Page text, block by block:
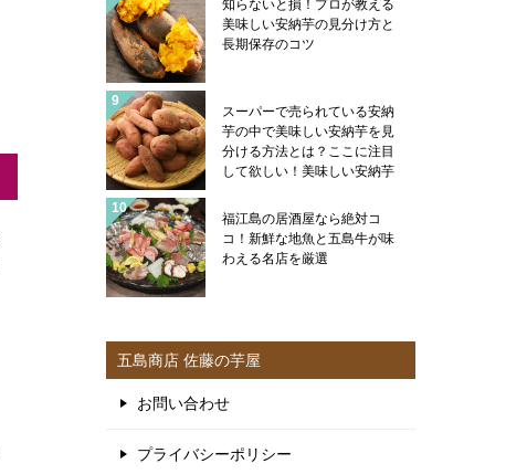
知らないと損！プロが教える
美味しい安納芋の見分け方と
長期保存のコツ
スーパーで売られている安納
芋の中で美味しい安納芋を見
分ける方法とは？ここに注目
して欲しい！美味しい安納芋
す！安納芋を美味しく食べる
コツも紹介
福江島の居酒屋なら絶対コ
コ！新鮮な地魚と五島牛が味
わえる名店を厳選
五島商店 佐藤の芋屋
お問い合わせ
プライバシーポリシー